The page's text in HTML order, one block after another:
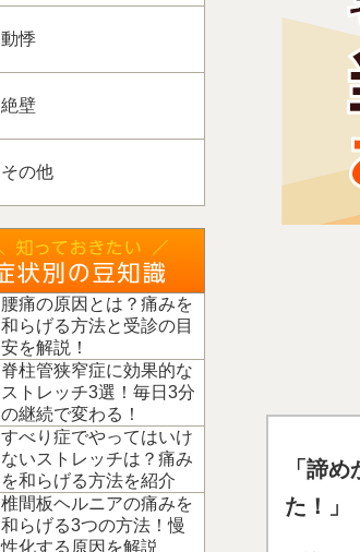
動悸
絶壁
その他
腰痛の原因とは？痛みを
和らげる方法と受診の目
安を解説！
脊柱管狭窄症に効果的な
ストレッチ3選！毎日3分
の継続で変わる！
すべり症でやってはいけ
ないストレッチは？痛み
を和らげる方法を紹介
椎間板ヘルニアの痛みを
和らげる3つの方法！慢
性化する原因を解説
「諦
た ！」